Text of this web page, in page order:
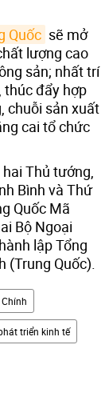
Quốc sẽ mở
lượng cao
sản; nhất trí
thúc đẩy hợp
chuỗi sản xuất
cai tổ chức
Thủ tướng,
Bình và Thứ
Quốc Mã
Bộ Ngoại
lập Tổng
(Trung Quốc).
triển kinh tế